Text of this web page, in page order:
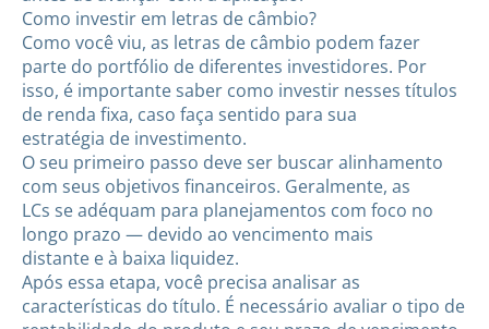
Como investir em letras de câmbio?
Como você viu, as letras de câmbio podem fazer
parte do portfólio de diferentes investidores. Por
isso, é importante saber como investir nesses títulos
de renda fixa, caso faça sentido para sua
estratégia de investimento.
O seu primeiro passo deve ser buscar alinhamento
com seus objetivos financeiros. Geralmente, as
LCs se adéquam para planejamentos com foco no
longo prazo — devido ao vencimento mais
distante e à baixa liquidez.
Após essa etapa, você precisa analisar as
características do título. É necessário avaliar o tipo de